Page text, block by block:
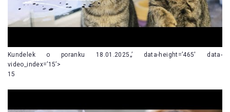
Kundelek o poranku 18.01.2025„’ data-height=’465′ data-
video_index=’15’>
15